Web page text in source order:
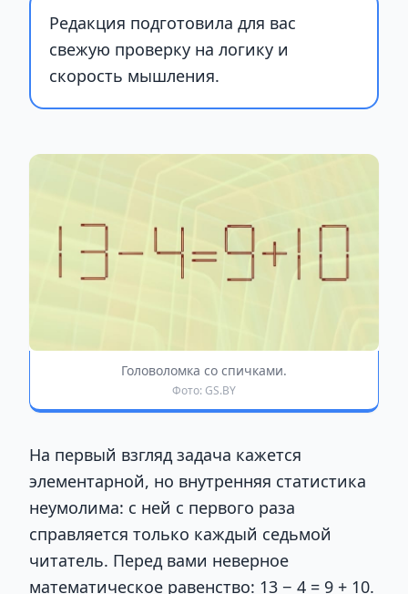
Редакция подготовила для вас
свежую проверку на логику и
скорость мышления.
Головоломка со спичками.
Фото: GS.BY
На первый взгляд задача кажется
элементарной, но внутренняя статистика
неумолима: с ней с первого раза
справляется только каждый седьмой
читатель. Перед вами неверное
математическое равенство: 13 − 4 = 9 + 10.